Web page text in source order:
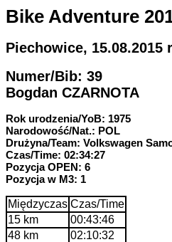
Bike Adventure
Piechowice, 15.08.2015
Numer/Bib: 39
Bogdan CZARNOTA
Rok urodzenia/YoB: 1975
Narodowość/Nat.: POL
Drużyna/Team: Volkswagen
Czas/Time: 02:34:27
Pozycja OPEN: 6
Pozycja w M3: 1
Międzyczas Czas/Time
15 km
00:43:46
48 km
02:10:32